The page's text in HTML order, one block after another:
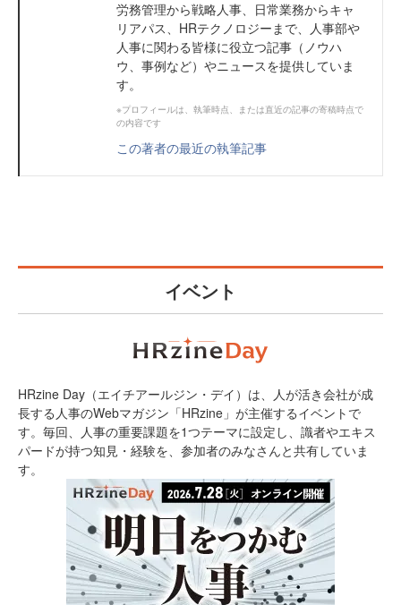
労務管理から戦略人事、日常業務からキャ
リアパス、HRテクノロジーまで、人事部や
人事に関わる皆様に役立つ記事（ノウハ
ウ、事例など）やニュースを提供していま
す。
※プロフィールは、執筆時点、または直近の記事の寄稿時点で
の内容です
この著者の最近の執筆記事
イベント
HRzine Day（エイチアールジン・デイ）は、人が活き会社が成
長する人事のWebマガジン「HRzine」が主催するイベントで
す。毎回、人事の重要課題を1つテーマに設定し、識者やエキス
パードが持つ知見・経験を、参加者のみなさんと共有していま
す。